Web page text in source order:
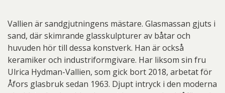
Vallien är sandgjutningens mästare. Glasmassan gjuts i
sand, där skimrande glasskulpturer av båtar och
huvuden hör till dessa konstverk. Han är också
keramiker och industriformgivare. Har liksom sin fru
Ulrica Hydman-Vallien, som gick bort 2018, arbetat för
Åfors glasbruk sedan 1963. Djupt intryck i den moderna